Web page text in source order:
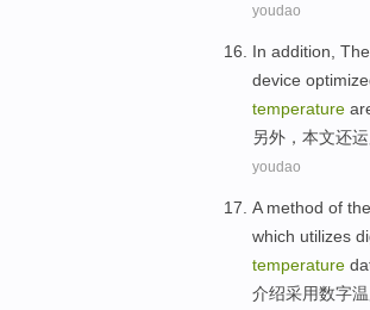
youdao
In addition ,
device
temperature
另外 ， 本文还
youdao
A method of
which utilizes
temperature
介绍采用数字